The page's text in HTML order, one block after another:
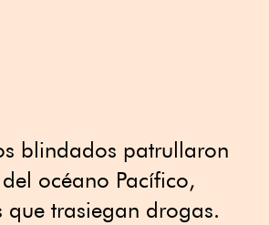
blindados patrullaron
océano Pacífico,
trasiegan drogas.